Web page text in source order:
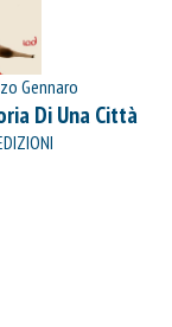
Gennaro
Di Una Città